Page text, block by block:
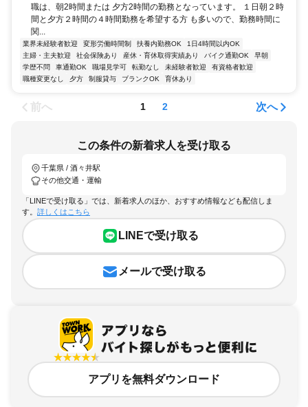
職は、朝2時間または 夕方2時間の勤務となっています。 １日朝２時
間と夕方２時間の４時間勤務を希望する方 も多いので、勤務時間に
関...
業界未経験者歓迎 変形労働時間制 扶養内勤務OK
1日4時間以内OK
主婦・主夫歓迎
社会保険あり 産休・育休取得実績あり バイク通勤OK
早朝
学歴不問
車通勤OK 職場見学可 転勤なし 未経験者歓迎
有資格者歓迎
職種変更なし
夕方 制服貸与 ブランクOK 育休あり
前へ 1 2 次へ
この条件の新着求人を受け取る
千葉県 / 酒々井駅
その他交通・運輸
「LINEで受け取る」では、新着求人のほか、おすすめ情報なども配信しま
す。 詳しくはこちら
LINEで受け取る
メールで受け取る
アプリを無料ダウンロード